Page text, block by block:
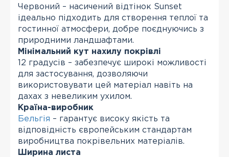
Червоний – насичений відтінок Sunset
ідеально підходить для створення теплої та
гостинної атмосфери, добре поєднуючись з
природними ландшафтами.
Мінімальний кут нахилу покрівлі
12 градусів – забезпечує широкі можливості
для застосування, дозволяючи
використовувати цей матеріал навіть на
дахах з невеликим ухилом.
Країна-виробник
Бельгія – гарантує високу якість та
відповідність європейським стандартам
виробництва покрівельних матеріалів.
Ширина листа